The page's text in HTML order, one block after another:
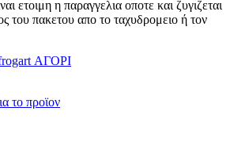
ετοιμη η παραγγελια οποτε και ζυγιζεται
του πακετου απο το ταχυδρομειο ή τον
ΑΓΟΡΙ
το προϊoν